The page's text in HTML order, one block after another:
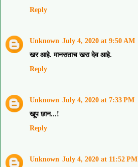
Reply
Unknown July 4, 2020 at 9:50 AM
खर आहे. मानसताच खरा देव आहे.
Reply
Unknown July 4, 2020 at 7:33 PM
खूप छान...!
Reply
Unknown July 4, 2020 at 11:52 PM